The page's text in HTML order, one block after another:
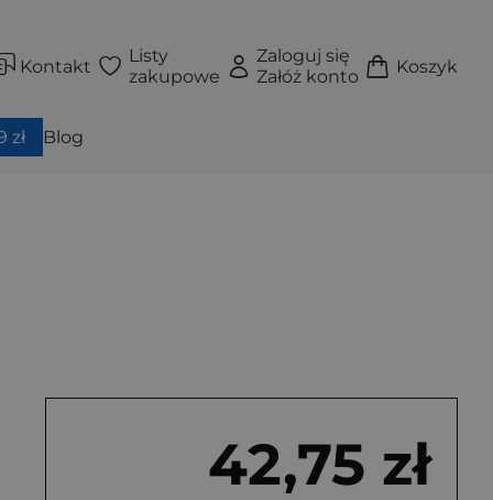
Kontakt
Listy
zakupowe
Zaloguj się
Załóż konto
Koszyk
zł Blog
42,75 zł